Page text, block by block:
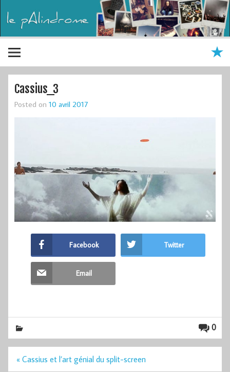
Cassius_3
Posted on 10 avril 2017
Facebook Twitter
Email
0
Navigation
« Cassius et l’art génial du split-screen